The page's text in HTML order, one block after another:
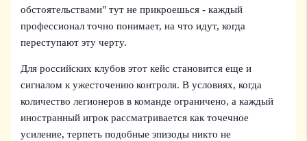
обстоятельствами" тут не прикроешься - каждый
профессионал точно понимает, на что идут, когда
переступают эту черту.
Для российских клубов этот кейс становится еще и
сигналом к ужесточению контроля. В условиях, когда
количество легионеров в команде ограничено, а каждый
иностранный игрок рассматривается как точечное
усиление, терпеть подобные эпизоды никто не